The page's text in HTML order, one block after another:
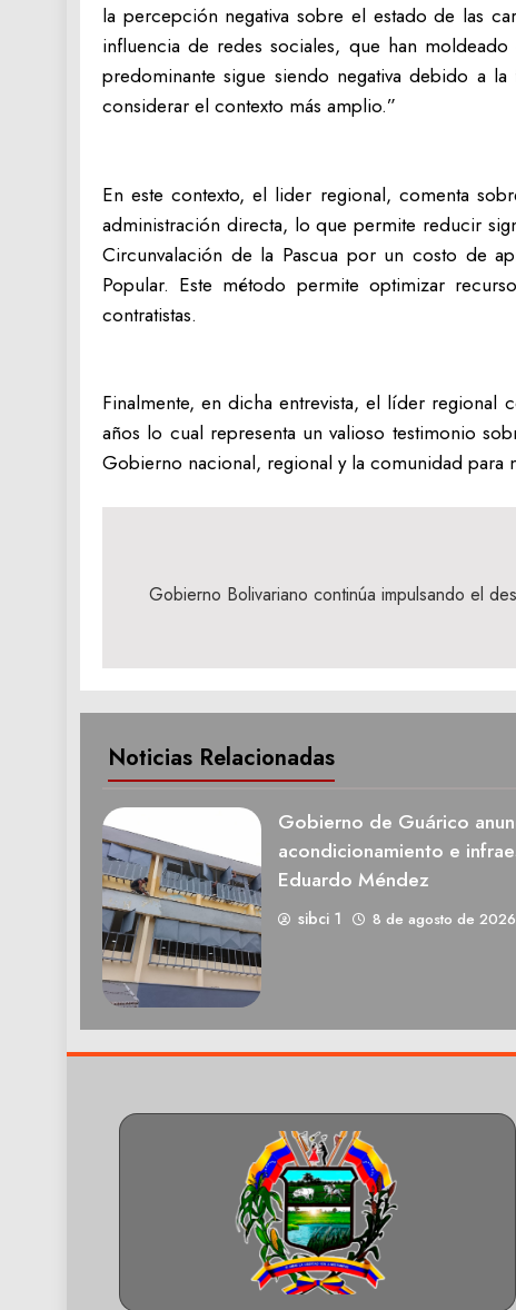
la percepción negativa sobre el estado de las
influencia de redes sociales, que han
predominante sigue siendo negativa debido a
considerar el contexto más amplio.”
En este contexto, el lider regional, comenta
administración directa, lo que permite reducir
Circunvalación de la Pascua por un costo de
Popular. Este método permite optimizar
contratistas.
Finalmente, en dicha entrevista, el líder
años lo cual representa un valioso testimonio
Gobierno nacional, regional y la comunidad para
deGobierno Bolivariano continúa impulsando el
Noticias Relacionadas
Gobierno de Guárico
acondicionamiento e
Eduardo Méndez
sibci 1 8 de agosto de 2026